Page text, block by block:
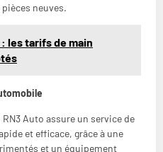
neuves.
les tarifs de main
Auto assure un service de
et efficace, grâce à une
et un équipement